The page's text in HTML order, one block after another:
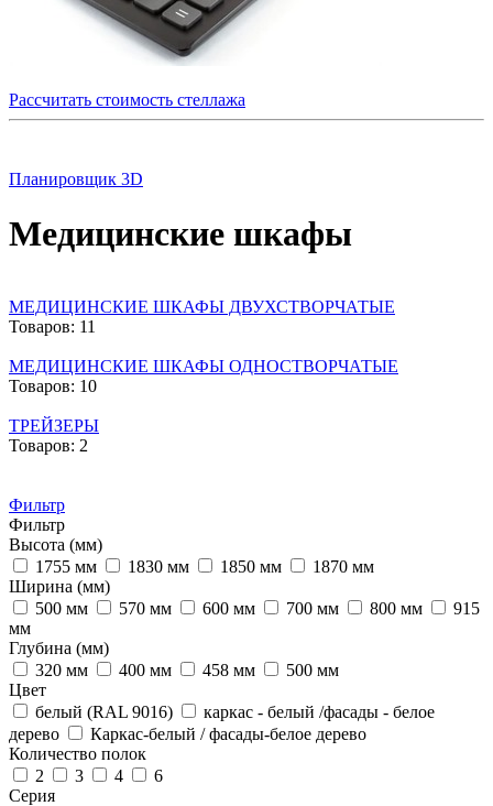
Рассчитать стоимость стеллажа
Планировщик 3D
Медицинские шкафы
МЕДИЦИНСКИЕ ШКАФЫ ДВУХСТВОРЧАТЫЕ
Товаров: 11
МЕДИЦИНСКИЕ ШКАФЫ ОДНОСТВОРЧАТЫЕ
Товаров: 10
ТРЕЙЗЕРЫ
Товаров: 2
Фильтр
Фильтр
Высота (мм)
1755 мм
1830 мм 1850 мм
1870 мм
Ширина (мм)
500 мм
570 мм 600 мм 700 мм 800 мм
915
мм
Глубина (мм)
320 мм
400 мм 458 мм
500 мм
Цвет
белый (RAL 9016)
каркас - белый /фасады - белое
дерево
Каркас-белый / фасады-белое дерево
Количество полок
2
3 4
6
Серия